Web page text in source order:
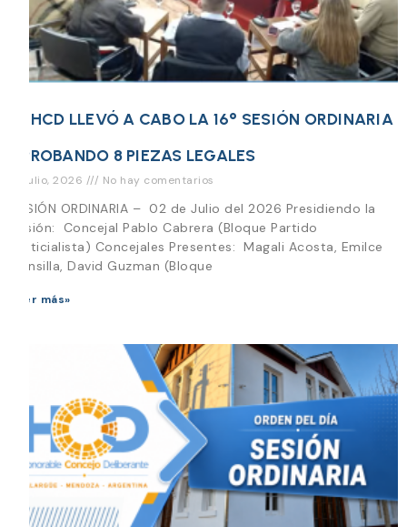
EL HCD LLEVÓ A CABO LA 16° SESIÓN ORDINARIA
APROBANDO 8 PIEZAS LEGALES
14 julio, 2026 No hay comentarios
SESIÓN ORDINARIA – 02 de Julio del 2026 Presidiendo la
Sesión: Concejal Pablo Cabrera (Bloque Partido
Justicialista) Concejales Presentes: Magali Acosta, Emilce
Mansilla, David Guzman (Bloque
Leer más»